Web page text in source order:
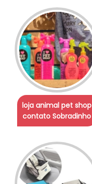
loja animal pet shop
contato Sobradinho